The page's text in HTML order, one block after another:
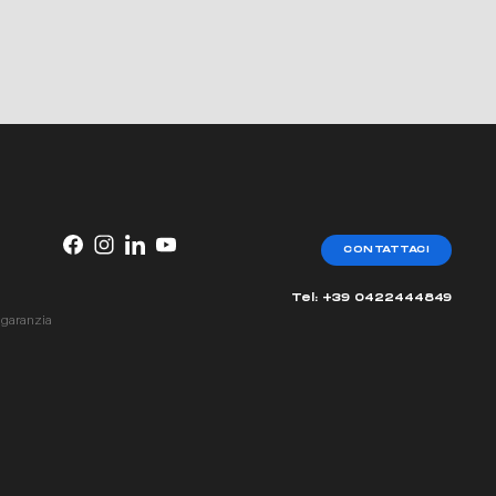
garanzia
CONTATTACI
Tel: +39 0422444849